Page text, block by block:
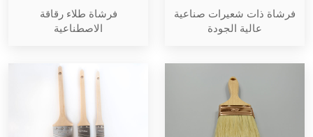
فرشاة ذات شعيرات صناعية
عالية الجودة
فرشاة طلاء رقاقة
الاصطناعية